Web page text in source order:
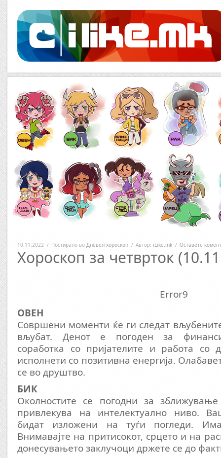
10.11.2022 / Постирано во Дневен хороскоп / Автор: iLike.mk / Оставете
Хороскоп за четврток
Error9
ОВЕН
Совршени моменти ќе ги следат
вљубат. Денот е погоден за
соработка со пријателите и работа со
исполнети со позитивна енергија.
се во друштво.
БИК
Околностите се погодни за
привлекува на интелектуално ниво.
бидат изложени на туѓи погледи.
Внимавајте на притисокот, срцето и на
донесувањето заклучоци држете се до